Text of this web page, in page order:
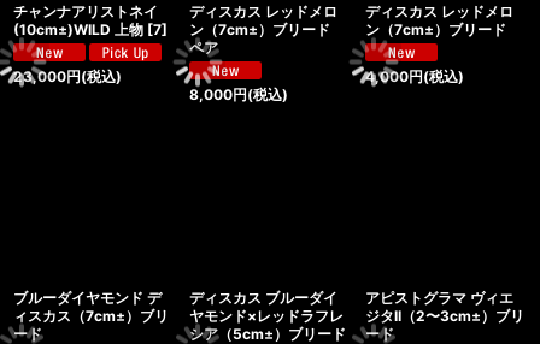
チャンナアリストネイ
(10cm±)WILD 上物 [7]
23,000円(税込)
ディスカス レッドメロ
ン（7cm±）ブリード
ペア
8,000円(税込)
ディスカス レッドメロ
ン（7cm±）ブリード
4,000円(税込)
ブルーダイヤモンド デ
ィスカス（7cm±）ブリ
ード
ディスカス ブルーダイ
ヤモンド×レッドラフレ
シア（5cm±）ブリード
アピストグラマ ヴィエ
ジタII（2〜3cm±）ブリ
ード